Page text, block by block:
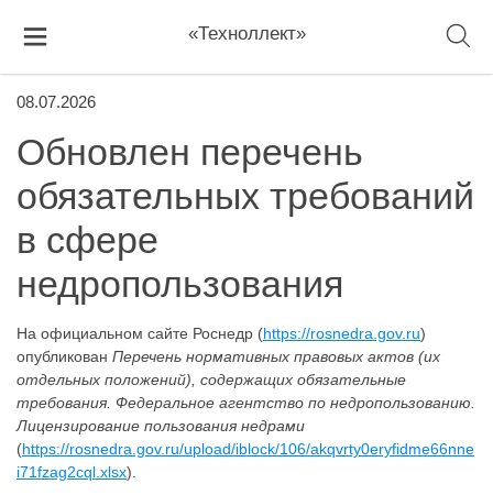
«Техноллект»
08.07.2026
Обновлен перечень
обязательных требований
в сфере
недропользования
На официальном сайте Роснедр (https://rosnedra.gov.ru)
опубликован Перечень нормативных правовых актов (их
отдельных положений), содержащих обязательные
требования. Федеральное агентство по недропользованию.
Лицензирование пользования недрами
(https://rosnedra.gov.ru/upload/iblock/106/akqvrty0eryfidme66nne
i71fzag2cql.xlsx).